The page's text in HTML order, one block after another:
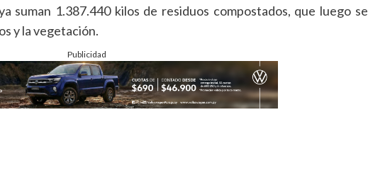
suman 1.387.440 kilos de residuos compostados, que luego se
y la vegetación.
Publicidad